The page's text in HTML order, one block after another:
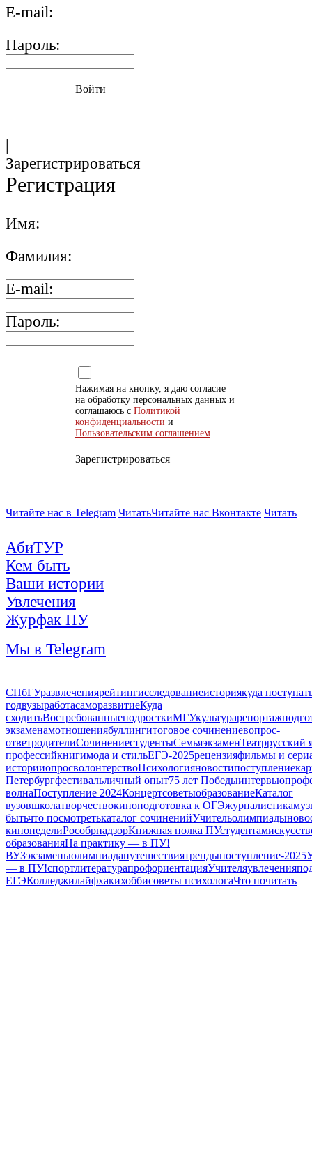
E-mail:
Пароль:
Войти
|
Зарегистрироваться
Регистрация
Имя:
Фамилия:
E-mail:
Пароль:
Нажимая на кнопку, я даю согласие
на обработку персональных данных и
соглашаюсь с Политикой
конфиденциальности и
Пользовательским соглашением
Зарегистрироваться
Читайте нас в Telegram ЧитатьЧитайте нас Вконтакте Читать
АбиТУР
Кем быть
Ваши истории
Увлечения
Журфак ПУ
Мы в Telegram
СПбГУразвлечениярейтингисследованиеисториякуда
годвузыработасаморазвитиеКуда
сходитьВостребованныеподросткиМГУкультурарепортаж
экзаменамотношениябуллингитоговое сочинениевопрос-
ответродителиСочинениестудентыСемьяэкзаменТеатррусский
профессийкнигимода и стильЕГЭ-2025рецензияфильмы и
историиопросволонтерствоПсихологияновостипоступление
Петербургфестивальличный опыт75 лет Победыинтервью
волнаПоступление 2024КонцертсоветыобразованиеКаталог
вузовшколатворчествокиноподготовка к ОГЭжурналистика
бытьчто посмотретькаталог сочиненийУчительолимпиады
кинонеделиРособрнадзорКнижная полка ПУстудентам
образованияНа практику — в ПУ!
ВУЗэкзаменыолимпиадапутешествиятрендыпоступление-2025
— в ПУ!спортлитературапрофориентацияУчителяувлечения
ЕГЭКолледжилайфхакихоббисоветы психологаЧто почитать